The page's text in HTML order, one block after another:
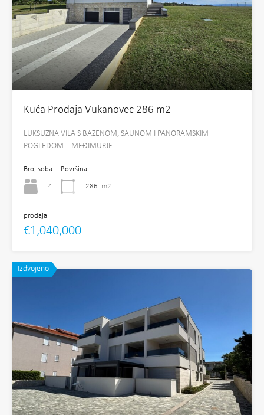
Kuća Prodaja Vukanovec 286 m2
LUKSUZNA VILA S BAZENOM, SAUNOM I PANORAMSKIM
POGLEDOM – MEĐIMURJE…
Broj soba
4
Površina
286 m2
prodaja
€1,040,000
Izdvojeno